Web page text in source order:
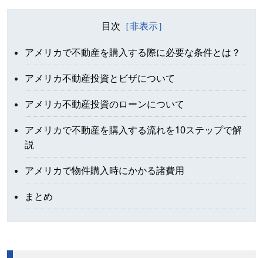
目次
アメリカで不動産を購入する際に必要な条件とは？
アメリカ不動産投資とビザについて
アメリカ不動産投資のローンについて
アメリカで不動産を購入する流れを10ステップで解
説
アメリカで物件購入時にかかる諸費用
まとめ